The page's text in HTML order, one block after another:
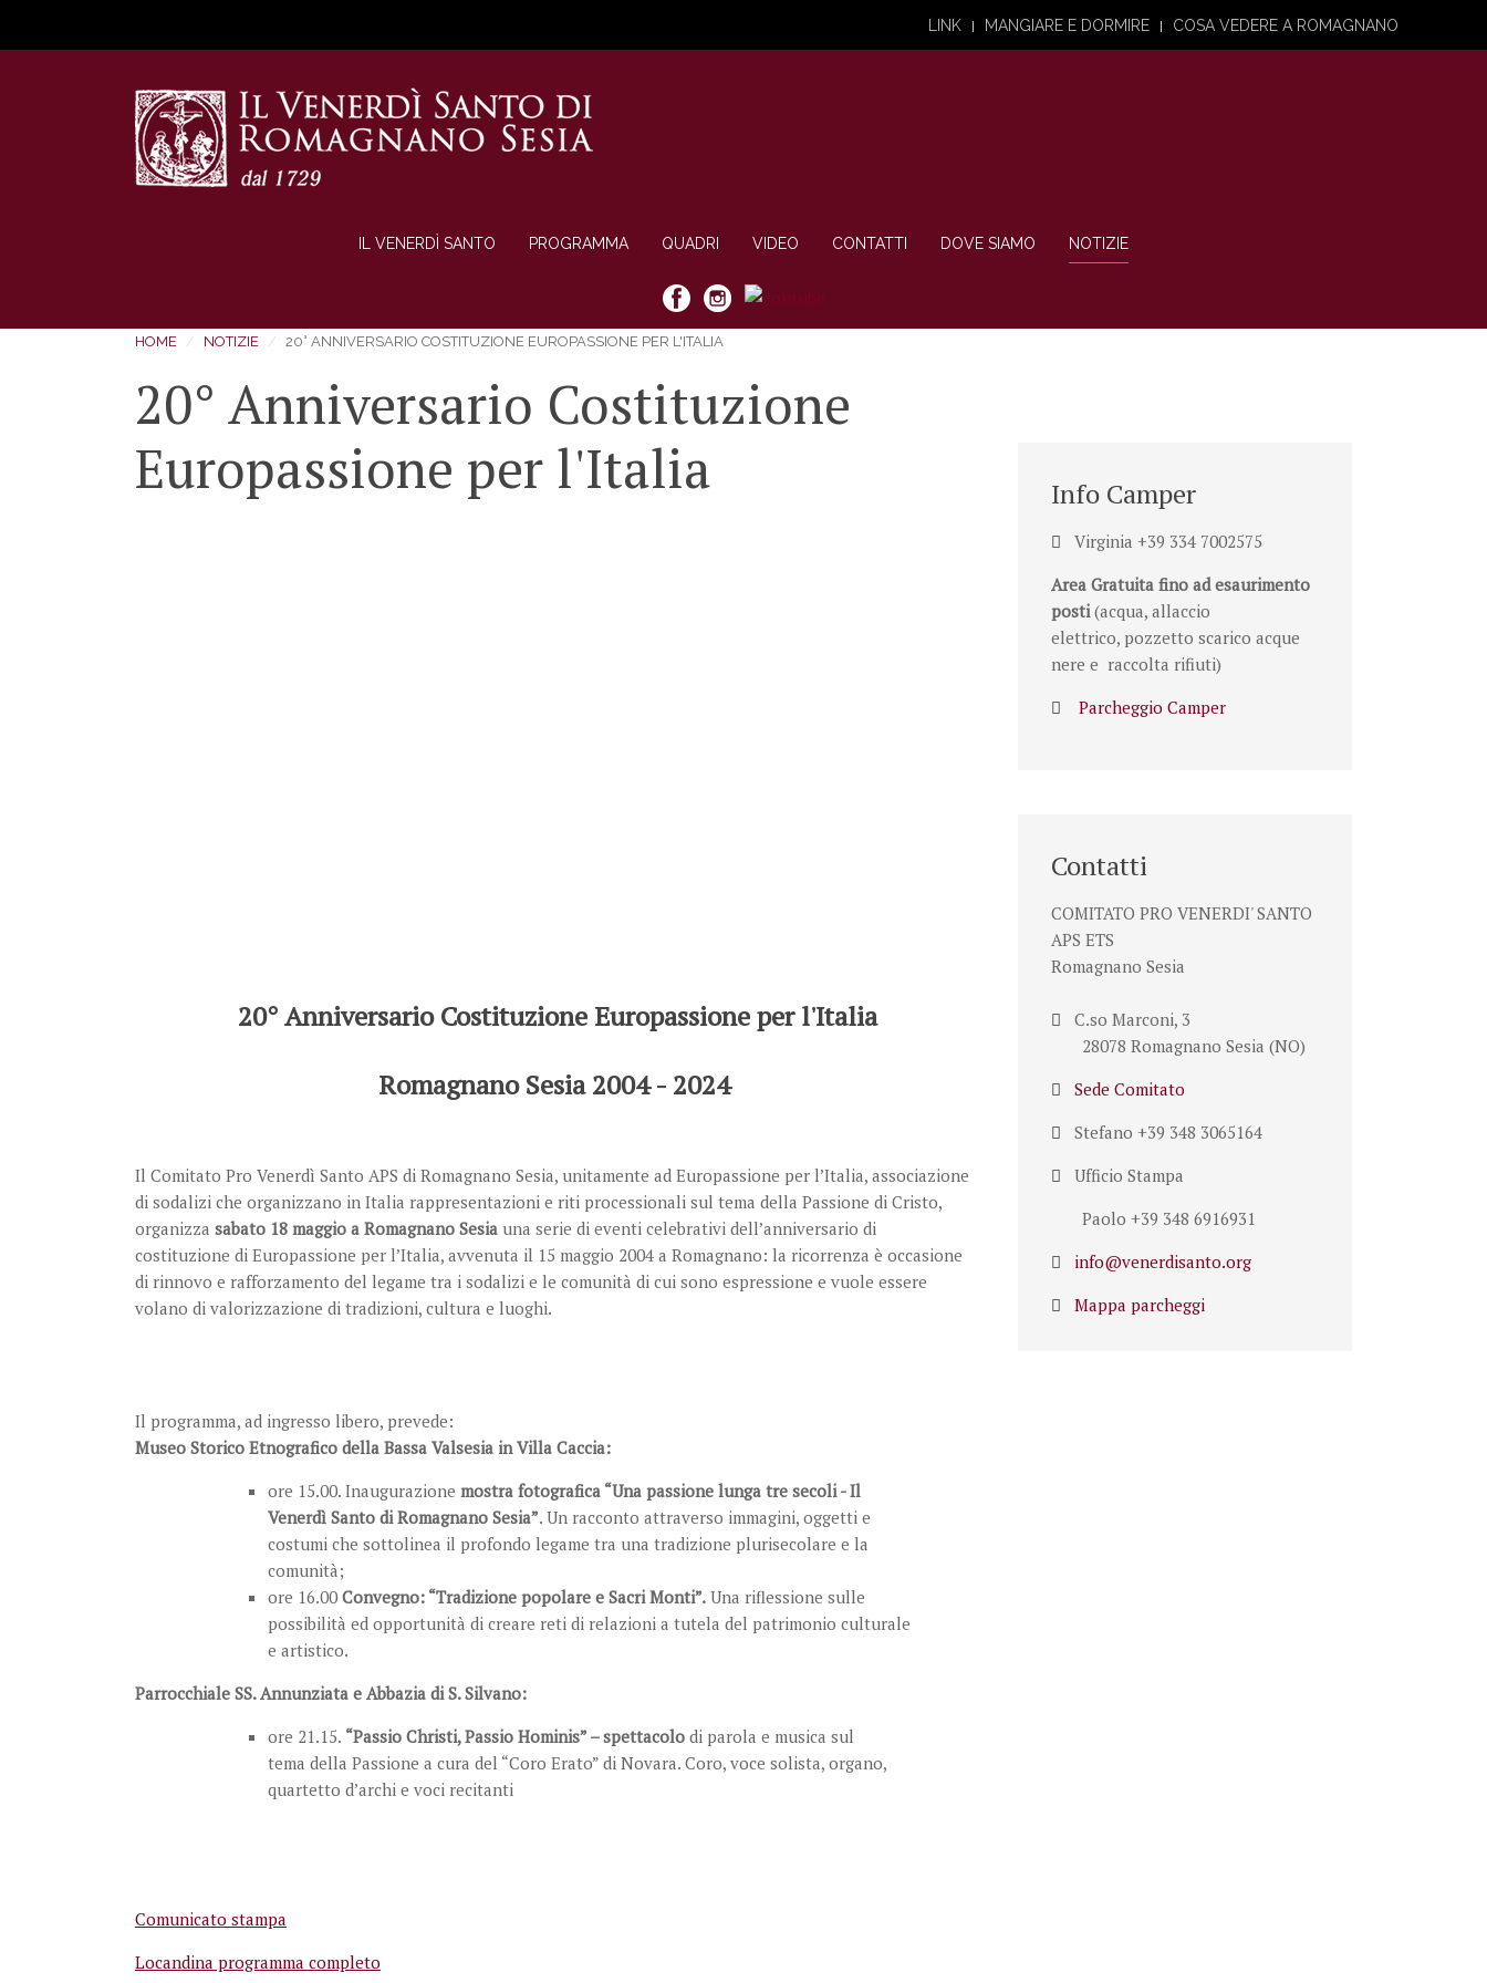
LINK MANGIARE E DORMIRE COSA VEDERE A ROMAGNANO
IL VENERDÌ SANTO PROGRAMMA QUADRI VIDEO CONTATTI DOVE SIAMO NOTIZIE
HOME NOTIZIE 20° ANNIVERSARIO COSTITUZIONE EUROPASSIONE PER L'ITALIA
20° Anniversario Costituzione
Europassione per l'Italia
20° Anniversario Costituzione Europassione per l'Italia
Romagnano Sesia 2004 - 2024
Il Comitato Pro Venerdì Santo APS di Romagnano Sesia, unitamente ad Europassione per l’Italia, associazione
di sodalizi che organizzano in Italia rappresentazioni e riti processionali sul tema della Passione di Cristo,
organizza sabato 18 maggio a Romagnano Sesia una serie di eventi celebrativi dell’anniversario di
costituzione di Europassione per l’Italia, avvenuta il 15 maggio 2004 a Romagnano: la ricorrenza è occasione
di rinnovo e rafforzamento del legame tra i sodalizi e le comunità di cui sono espressione e vuole essere
volano di valorizzazione di tradizioni, cultura e luoghi.
Il programma, ad ingresso libero, prevede:
Museo Storico Etnografico della Bassa Valsesia in Villa Caccia:
ore 15.00. Inaugurazione mostra fotografica “Una passione lunga tre secoli - Il
Venerdì Santo di Romagnano Sesia”. Un racconto attraverso immagini, oggetti e
costumi che sottolinea il profondo legame tra una tradizione plurisecolare e la
comunità;
ore 16.00 Convegno: “Tradizione popolare e Sacri Monti”. Una riflessione sulle
possibilità ed opportunità di creare reti di relazioni a tutela del patrimonio culturale
e artistico.
Parrocchiale SS. Annunziata e Abbazia di S. Silvano:
ore 21.15. “Passio Christi, Passio Hominis” – spettacolo di parola e musica sul
tema della Passione a cura del “Coro Erato” di Novara. Coro, voce solista, organo,
quartetto d’archi e voci recitanti
Comunicato stampa
Locandina programma completo
Info Camper
Virginia +39 334 7002575
Area Gratuita fino ad esaurimento
posti (acqua, allaccio
elettrico, pozzetto scarico acque
nere e raccolta rifiuti)
Parcheggio Camper
Contatti
COMITATO PRO VENERDI' SANTO
APS ETS
Romagnano Sesia
C.so Marconi, 3
28078 Romagnano Sesia (NO)
Sede Comitato
Stefano +39 348 3065164
Ufficio Stampa
Paolo +39 348 6916931
info@venerdisanto.org
Mappa parcheggi